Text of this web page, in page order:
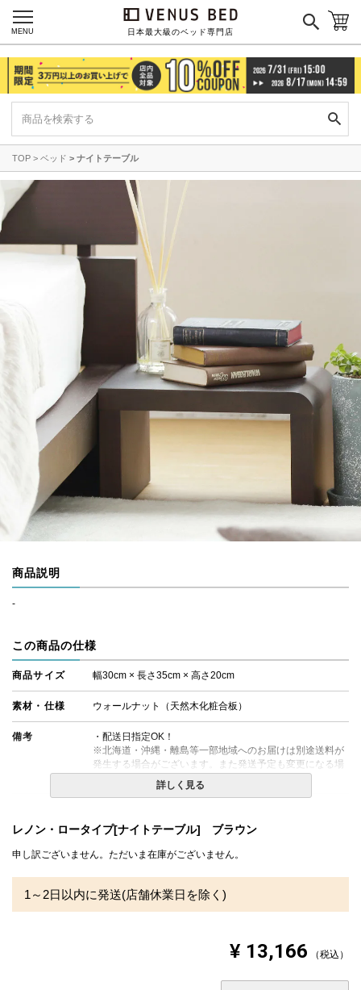
日本最大級のベッド専門店
MENU
海外ブランド
サータ テンピュール
シーリー
特定商取引法に基づく表記
マイページ
TOP ベッド ナイトテーブル
商品説明
-
この商品の仕様
商品サイズ 幅30cm × 長さ35cm × 高さ20cm
素材・仕様 ウォールナット（天然木化粧合板）
備考
・配送日指定OK！
※北海道・沖縄・離島等一部地域へのお届けは別途送料が
発生する場合がございます。また発送予定も変更になる場
合があります。
詳しく見る
レノン・ロータイプ[ナイトテーブル] ブラウン
申し訳ございません。ただいま在庫がございません。
1～2日以内に発送(店舗休業日を除く)
¥ 13,166 税込